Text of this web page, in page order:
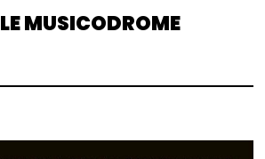
LE MUSICODROME